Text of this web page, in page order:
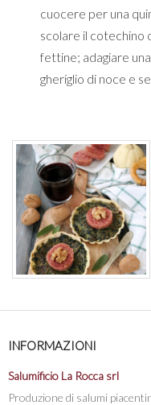
cuocere per una
scolare il cotechino
fettine; adagiare
gheriglio di noce e
INFORMAZIONI
Salumificio La Rocca srl
Produzione di salumi